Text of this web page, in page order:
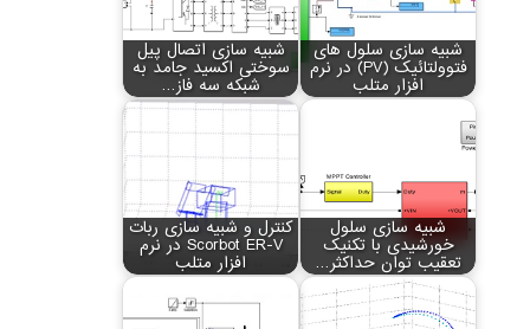
شبیه سازی سلول های
فتوولتائیک (PV) در نرم
افزار متلب
شبیه سازی اتصال پیل
سوختی اکسید جامد به
شبکه سه فاز…
شبیه سازی سلول
خورشیدی با تکنیک
تعقیب توان حداکثر…
کنترل و شبیه سازی ربات
Scorbot ER-V در نرم
افزار متلب